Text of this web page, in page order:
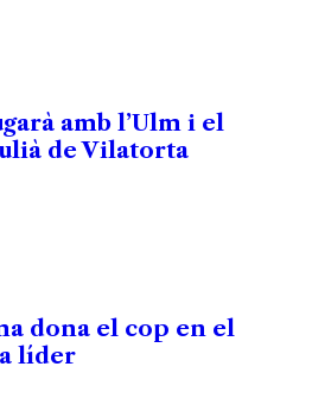
amb l’Ulm i el
de Vilatorta
dona el cop en el
líder